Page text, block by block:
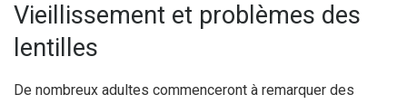
Vieillissement et problèmes des
lentilles
De nombreux adultes commenceront à remarquer des